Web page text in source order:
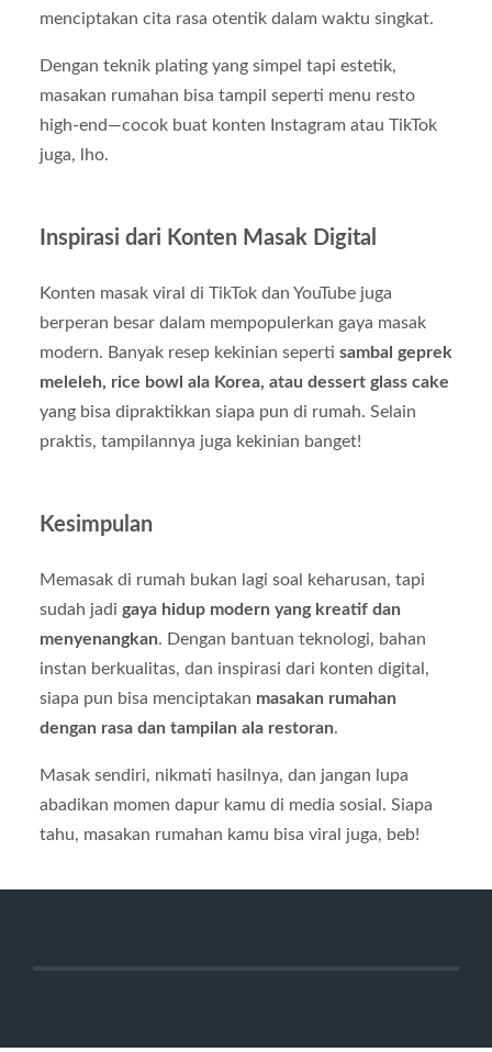
menciptakan cita rasa otentik dalam waktu singkat.
Dengan teknik plating yang simpel tapi estetik,
masakan rumahan bisa tampil seperti menu resto
high-end—cocok buat konten Instagram atau TikTok
juga, lho.
Inspirasi dari Konten Masak Digital
Konten masak viral di TikTok dan YouTube juga
berperan besar dalam mempopulerkan gaya masak
modern. Banyak resep kekinian seperti sambal geprek
meleleh, rice bowl ala Korea, atau dessert glass cake
yang bisa dipraktikkan siapa pun di rumah. Selain
praktis, tampilannya juga kekinian banget!
Kesimpulan
Memasak di rumah bukan lagi soal keharusan, tapi
sudah jadi gaya hidup modern yang kreatif dan
menyenangkan. Dengan bantuan teknologi, bahan
instan berkualitas, dan inspirasi dari konten digital,
siapa pun bisa menciptakan masakan rumahan
dengan rasa dan tampilan ala restoran.
Masak sendiri, nikmati hasilnya, dan jangan lupa
abadikan momen dapur kamu di media sosial. Siapa
tahu, masakan rumahan kamu bisa viral juga, beb!